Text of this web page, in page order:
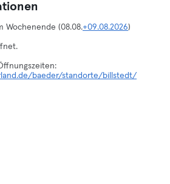
Wochenende (08.08.+09.08.2026)
baeder/standorte/billstedt/